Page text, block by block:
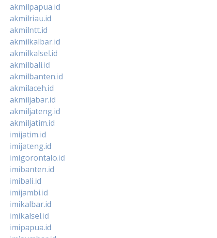
akmilpapua.id
akmilriau.id
akmilntt.id
akmilkalbar.id
akmilkalsel.id
akmilbali.id
akmilbanten.id
akmilaceh.id
akmiljabar.id
akmiljateng.id
akmiljatim.id
imijatim.id
imijateng.id
imigorontalo.id
imibanten.id
imibali.id
imijambi.id
imikalbar.id
imikalsel.id
imipapua.id